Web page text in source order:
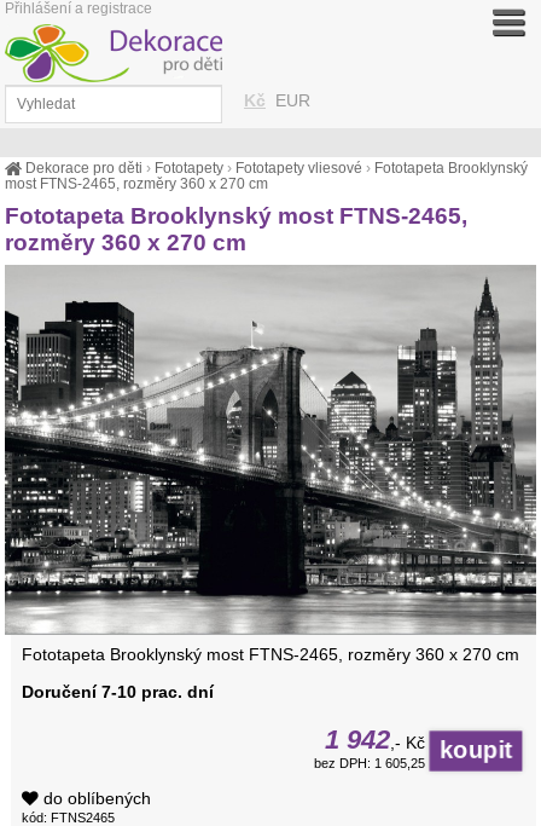
Dekorace pro děti › Fototapety › Fototapety vliesové › Fototapeta Brooklynský
most FTNS-2465, rozměry 360 x 270 cm
Fototapeta Brooklynský most FTNS-2465,
rozměry 360 x 270 cm
Fototapeta Brooklynský most FTNS-2465, rozměry 360 x 270 cm
Doručení 7-10 prac. dní
1 942,- Kč
bez DPH: 1 605,25
do oblíbených
kód: FTNS2465
Kč EUR
Přihlášení a registrace